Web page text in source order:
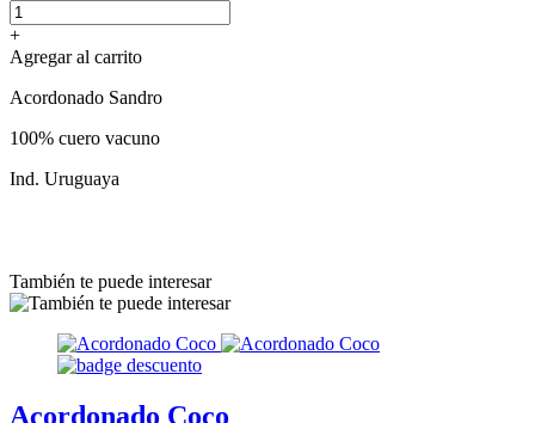
+
Agregar al carrito
Acordonado Sandro
100% cuero vacuno
Ind. Uruguaya
También te puede interesar
Acordonado Coco